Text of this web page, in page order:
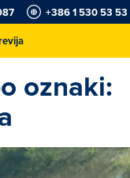
+386 1 530 53 53
Najboljši za volanom
oznaki: